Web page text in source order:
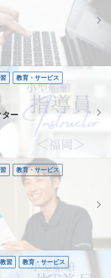
教育・サービス
ター
教育・サービス
習 教育・サービス